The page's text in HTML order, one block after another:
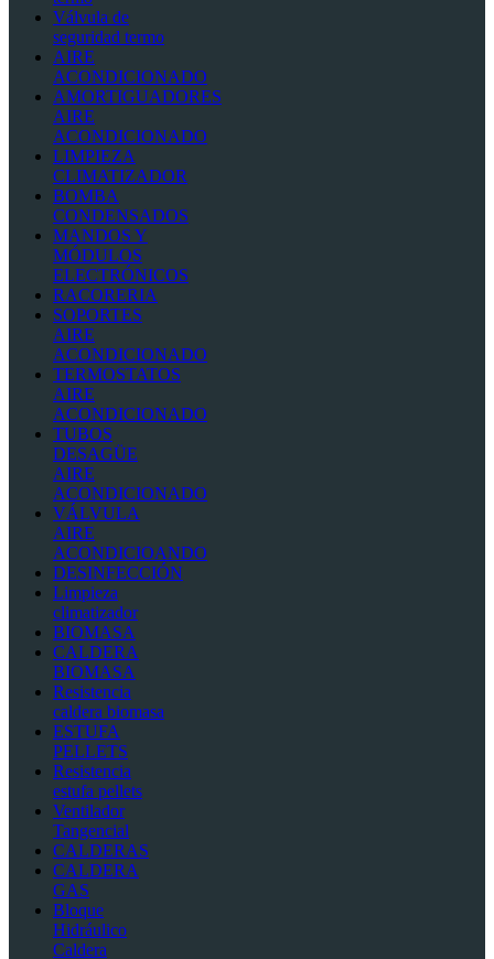
Válvula de
seguridad termo
AIRE
ACONDICIONADO
AMORTIGUADORES
AIRE
ACONDICIONADO
LIMPIEZA
CLIMATIZADOR
BOMBA
CONDENSADOS
MANDOS Y
MÓDULOS
ELECTRÓNICOS
RACORERIA
SOPORTES
AIRE
ACONDICIONADO
TERMOSTATOS
AIRE
ACONDICIONADO
TUBOS
DESAGÜE
AIRE
ACONDICIONADO
VÁLVULA
AIRE
ACONDICIOANDO
DESINFECCIÓN
Limpieza
climatizador
BIOMASA
CALDERA
BIOMASA
Resistencia
caldera biomasa
ESTUFA
PELLETS
Resistencia
estufa pellets
Ventilador
Tangencial
CALDERAS
CALDERA
GAS
Bloque
Hidráulico
Caldera